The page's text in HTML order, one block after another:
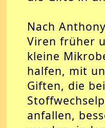
Nach
Viren früher
kleine
halfen, mit
Giften, die
anfallen,